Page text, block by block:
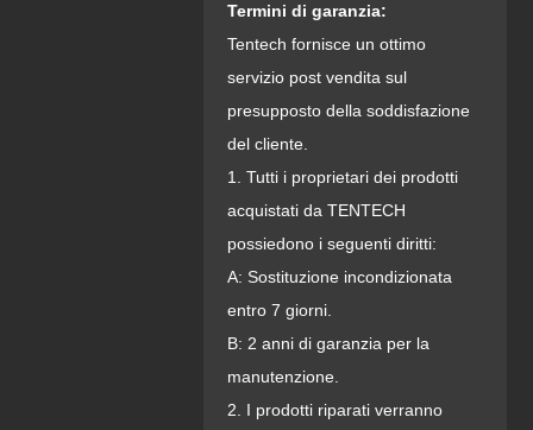
Termini di garanzia:
Tentech fornisce un ottimo
servizio post vendita sul
presupposto della soddisfazione
del cliente.
1. Tutti i proprietari dei prodotti
acquistati da TENTECH
possiedono i seguenti diritti:
A: Sostituzione incondizionata
entro 7 giorni.
B: 2 anni di garanzia per la
manutenzione.
2. I prodotti riparati verranno